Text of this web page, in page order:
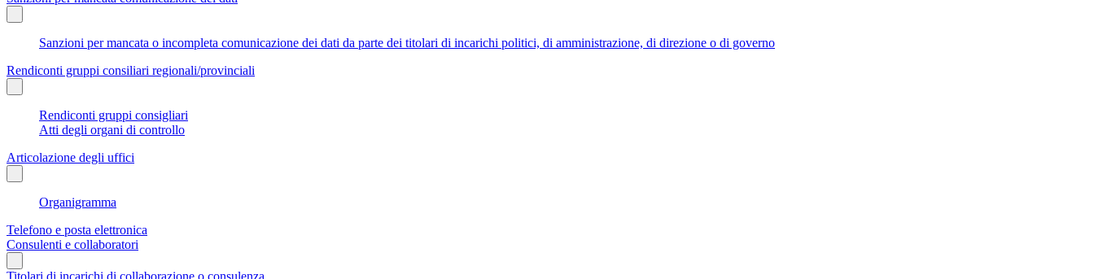
Sanzioni per mancata o incompleta comunicazione dei dati da parte dei titolari di incarichi politici, di amministrazione, di direzione o di governo
Rendiconti gruppi consiliari regionali/provinciali
Rendiconti gruppi consigliari
Atti degli organi di controllo
Articolazione degli uffici
Organigramma
Telefono e posta elettronica
Consulenti e collaboratori
Titolari di incarichi di collaborazione o consulenza